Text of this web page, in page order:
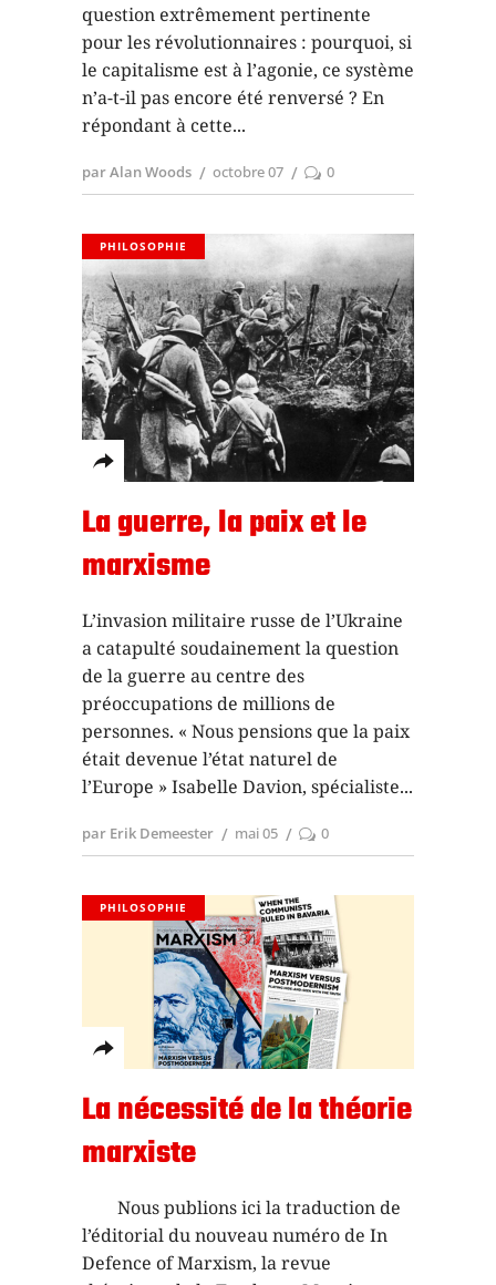
question extrêmement pertinente
pour les révolutionnaires : pourquoi, si
le capitalisme est à l’agonie, ce système
n’a-t-il pas encore été renversé ? En
répondant à cette
par Alan Woods octobre 07 0
PHILOSOPHIE
La guerre, la paix et le
marxisme
L’invasion militaire russe de l’Ukraine
a catapulté soudainement la question
de la guerre au centre des
préoccupations de millions de
personnes. « Nous pensions que la paix
était devenue l’état naturel de
l’Europe » Isabelle Davion, spécialiste
par Erik Demeester mai 05 0
PHILOSOPHIE
La nécessité de la théorie
marxiste
Nous publions ici la traduction de
l’éditorial du nouveau numéro de In
Defence of Marxism, la revue